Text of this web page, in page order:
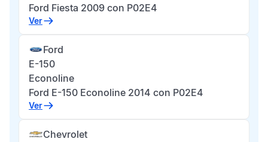
Ford Fiesta 2009 con P02E4
Ver
Ford
E-150
Econoline
Ford E-150 Econoline 2014 con P02E4
Ver
Chevrolet